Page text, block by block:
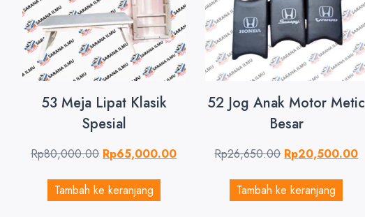
53 Meja Lipat Klasik
Spesial
Rp80,000.00 Rp65,000.00
Tambah ke keranjang
52 Jog Anak Motor Metic
Besar
Rp26,650.00 Rp20,500.00
Tambah ke keranjang